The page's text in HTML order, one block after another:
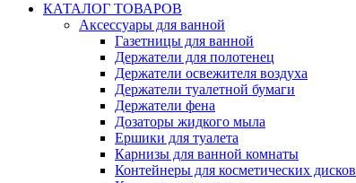
КАТАЛОГ ТОВАРОВ
Аксессуары для ванной
Газетницы для ванной
Держатели для полотенец
Держатели освежителя воздуха
Держатели туалетной бумаги
Держатели фена
Дозаторы жидкого мыла
Ершики для туалета
Карнизы для ванной комнаты
Контейнеры для косметических дисков